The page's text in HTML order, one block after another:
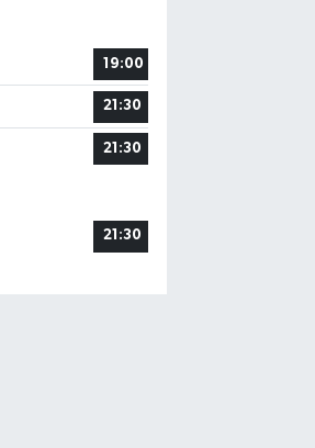
19:00
21:30
21:30
21:30